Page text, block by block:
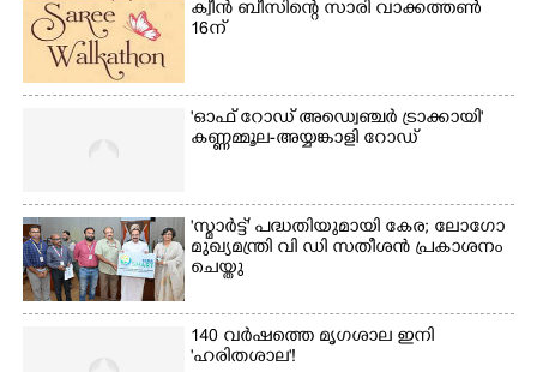
ക്വീൻ ബീസിന്റെ സാരി വാക്കത്തൺ
16ന്
'ഓഫ് റോഡ് അഡ്വെഞ്ചർ ട്രാക്കായി'
കണ്ണമ്മൂല-അയ്യങ്കാളി റോഡ്
'സ്മാർട്ട്' പദ്ധതിയുമായി കേര; ലോഗോ
മുഖ്യമന്ത്രി വി ഡി സതീശൻ പ്രകാശനം
ചെയ്തു
140 വർഷത്തെ മൃഗശാല ഇനി
'ഹരിതശാല'!